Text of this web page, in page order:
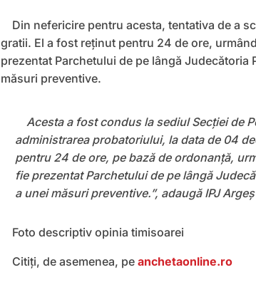
Din nefericire pentru acesta, tentativa de a
gratii. El a fost reținut pentru 24 de ore,
prezentat Parchetului de pe lângă Judecătoria
măsuri preventive.
Acesta a fost condus la sediul Secției de
administrarea probatoriului, la data de 04
pentru 24 de ore, pe bază de ordonanță,
fie prezentat Parchetului de pe lângă
a unei măsuri preventive.”, adaugă IPJ Argeș
Foto descriptiv opinia timisoarei
Citiți, de asemenea, pe anchetaonline.ro